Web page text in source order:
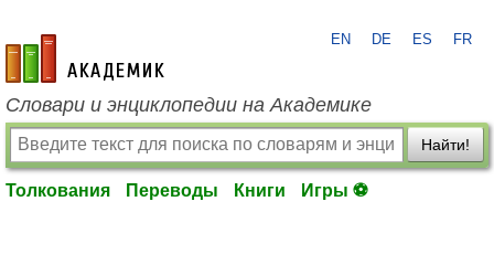
academic.ru
EN DE ES FR
Словари и энциклопедии на Академике
Найти!
Толкования Переводы Книги Игры ⚽